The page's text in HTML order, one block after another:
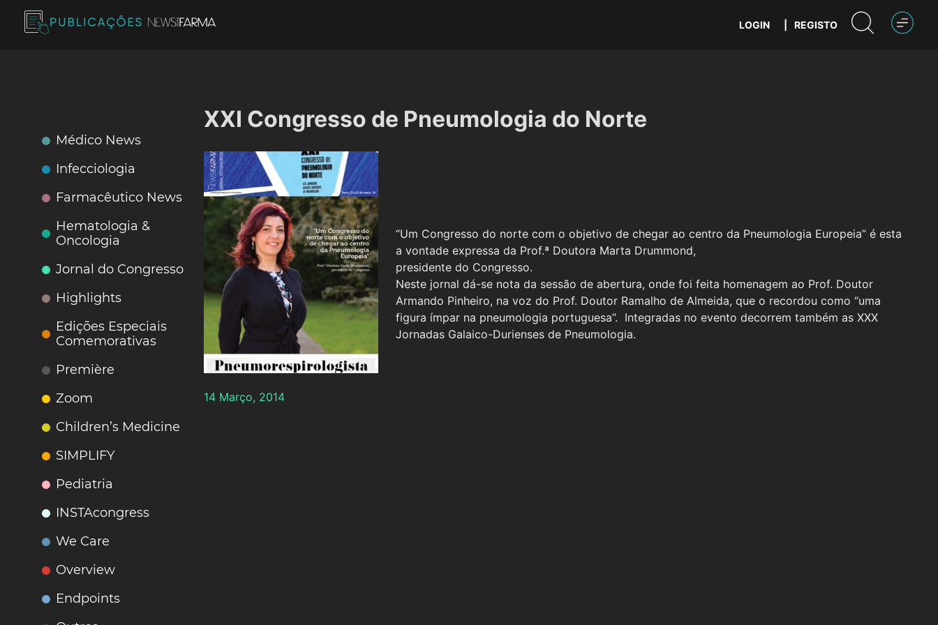
LOGIN REGISTO
Médico News
Infecciologia
Farmacêutico News
Hematologia &
Oncologia
Jornal do Congresso
Highlights
Edições Especiais
Comemorativas
Première
Zoom
Children’s Medicine
SIMPLIFY
Pediatria
INSTAcongress
We Care
Overview
Endpoints
XXI Congresso de Pneumologia do Norte
14 Março, 2014
“Um Congresso do norte com o objetivo de chegar ao centro da Pneumologia Europeia” é esta
a vontade expressa da Prof.ª Doutora Marta Drummond,
presidente do Congresso.
Neste jornal dá-se nota da sessão de abertura, onde foi feita homenagem ao Prof. Doutor
Armando Pinheiro, na voz do Prof. Doutor Ramalho de Almeida, que o recordou como “uma
figura ímpar na pneumologia portuguesa”. Integradas no evento decorrem também as XXX
Jornadas Galaico-Durienses de Pneumologia.